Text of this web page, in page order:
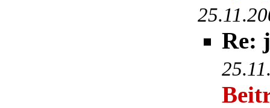
Re: